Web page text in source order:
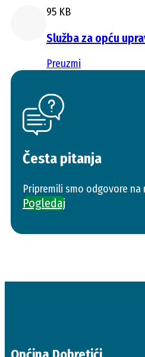
95 KB
Služba za opću
Preuzmi
Česta pitanja
Pripremili smo odgovore
Pogledaj